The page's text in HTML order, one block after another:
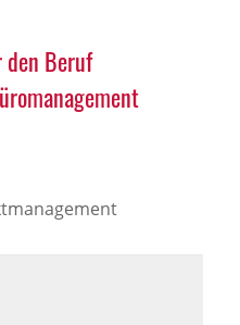
Beruf